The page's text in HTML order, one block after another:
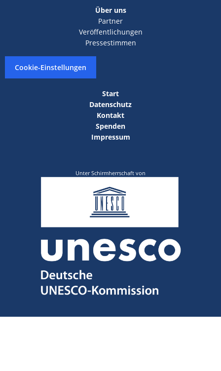
Über uns
Partner
Veröffentlichungen
Pressestimmen
Cookie-Einstellungen
Start
Datenschutz
Kontakt
Spenden
Impressum
Unter Schirmherrschaft von